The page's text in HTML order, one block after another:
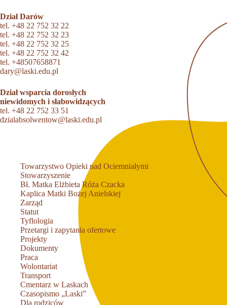
Dział Darów
tel. +48 22 752 32 22
tel. +48 22 752 32 23
tel. +48 22 752 32 25
tel. +48 22 752 32 42
tel. +48507658871
dary@laski.edu.pl
Dział wsparcia dorosłych
niewidomych i słabowidzących
tel. +48 22 752 33 51
dzialabsolwentow@laski.edu.pl
Towarzystwo Opieki nad Ociemniałymi
Stowarzyszenie
Bł. Matka Elżbieta Róża Czacka
Kaplica Matki Bożej Anielskiej
Zarząd
Statut
Tyflologia
Przetargi i zapytania ofertowe
Projekty
Dokumenty
Praca
Wolontariat
Transport
Cmentarz w Laskach
Czasopismo „Laski”
Dla rodziców